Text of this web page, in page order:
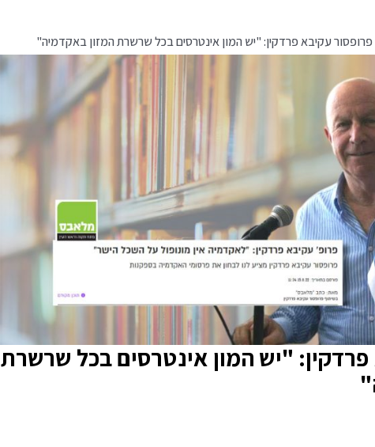
פרופסור עקיבא פרדקין: "יש המון אינטרסים בכל שרשרת המזון באקדמיה"
פרדקין: "יש המון אינטרסים בכל שרשרת